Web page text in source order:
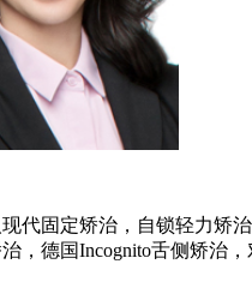
代固定矫治，自锁轻力矫
，德国Incognito舌侧矫治